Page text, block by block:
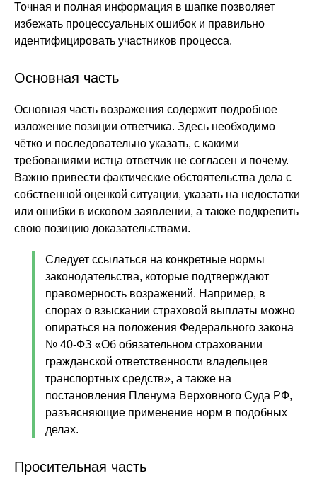
Точная и полная информация в шапке позволяет
избежать процессуальных ошибок и правильно
идентифицировать участников процесса.
Основная часть
Основная часть возражения содержит подробное
изложение позиции ответчика. Здесь необходимо
чётко и последовательно указать, с какими
требованиями истца ответчик не согласен и почему.
Важно привести фактические обстоятельства дела с
собственной оценкой ситуации, указать на недостатки
или ошибки в исковом заявлении, а также подкрепить
свою позицию доказательствами.
Следует ссылаться на конкретные нормы
законодательства, которые подтверждают
правомерность возражений. Например, в
спорах о взыскании страховой выплаты можно
опираться на положения Федерального закона
№ 40-ФЗ «Об обязательном страховании
гражданской ответственности владельцев
транспортных средств», а также на
постановления Пленума Верховного Суда РФ,
разъясняющие применение норм в подобных
делах.
Просительная часть